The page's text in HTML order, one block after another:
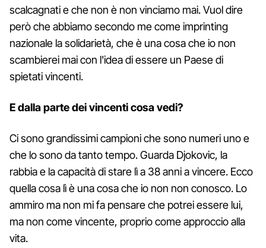
scalcagnati e che non è non vinciamo mai. Vuol dire
però che abbiamo secondo me come imprinting
nazionale la solidarietà, che è una cosa che io non
scambierei mai con l'idea di essere un Paese di
spietati vincenti.
E dalla parte dei vincenti cosa vedi?
Ci sono grandissimi campioni che sono numeri uno e
che lo sono da tanto tempo. Guarda Djokovic, la
rabbia e la capacità di stare lì a 38 anni a vincere. Ecco
quella cosa lì è una cosa che io non non conosco. Lo
ammiro ma non mi fa pensare che potrei essere lui,
ma non come vincente, proprio come approccio alla
vita.